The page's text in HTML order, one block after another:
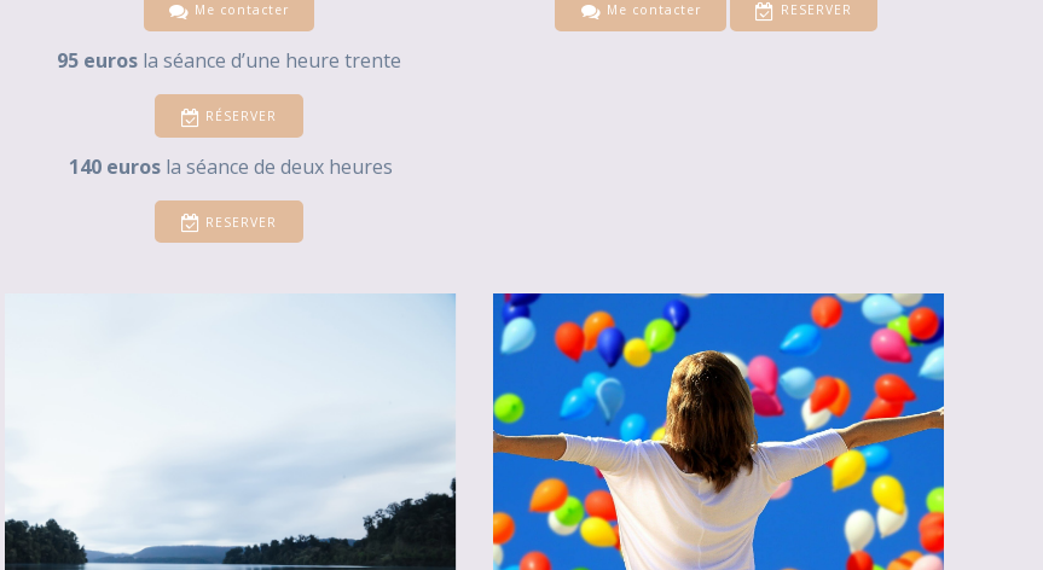
Me contacter
95 eurosla séance d’une heure trente
RÉSERVER
140 euros la séance de deux heures
RESERVER
Me contacter RESERVER